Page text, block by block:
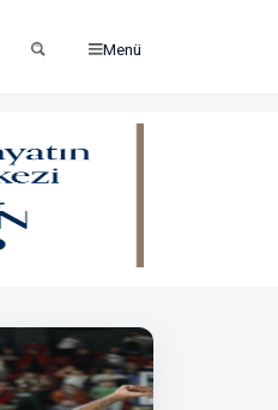
Menü